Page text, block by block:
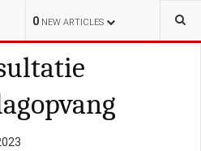
0 NEW ARTICLES
ALGEMEEN